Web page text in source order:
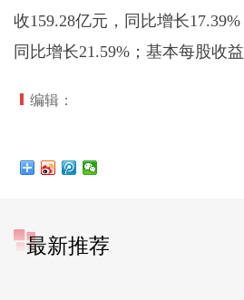
收159.28亿元，同比增长17.39%
同比增长21.59%；基本每股收益
编辑：
最新推荐